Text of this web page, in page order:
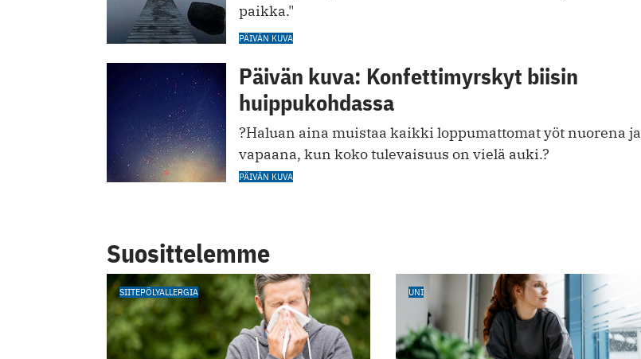
paikka."
PÄIVÄN KUVA
Päivän kuva: Konfettimyrskyt biisin
huippukohdassa
?Haluan aina muistaa kaikki loppumattomat yöt nuorena ja
vapaana, kun koko tulevaisuus on vielä auki.?
PÄIVÄN KUVA
Suosittelemme
SIITEPÖLYALLERGIA UNI